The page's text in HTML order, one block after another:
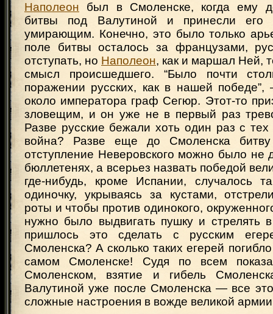
Наполеон был в Смоленске, когда ему
битвы под Валутиной и принесли его
умирающим. Конечно, это было только
поле битвы осталось за французами,
отступать, но Наполеон, как и маршал Ней,
смысл происшедшего. “Было почти
поражении русских, как в нашей
около императора граф Сегюр. Этот-то
зловещим, и он уже не в первый раз
Разве русские бежали хоть один раз с тех
война? Разве еще до Смоленска
отступление Неверовского можно было не
бюллетенях, а всерьез назвать победой
где-нибудь, кроме Испании, случалось
одиночку, укрываясь за кустами,
роты и чтобы против одинокого,
нужно было выдвигать пушку и стрелять
пришлось это сделать с русским
Смоленска? А сколько таких егерей
самом Смоленске! Судя по всем
Смоленском, взятие и гибель
Валутиной уже после Смоленска — все
сложные настроения в вожде великой